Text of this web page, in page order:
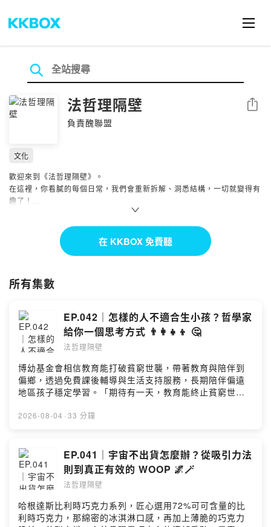
法哲理隔壁
負責醜聯盟
分享
文化
歡迎來到《法哲理隔壁》。
在這裡，你看膩的每個日常，我們會重新拆解、洞悉結構，一切就變得有
趣了！
主持人 Sean & Kenny
一個從法律下手；一個用哲學剖析，
從行天宮拆到內子宮，
聊天精華收錄在
IG： https://www.instagram.com/law.sense.nextdoor/
YT： https://www.youtube.com/@lawsense_nextdoor
你可以在這些地方找到《法哲理隔壁》
Firstory｜Apple Podcast｜Spotify｜KKBOX｜YT｜IG｜threads
lawsensenextdoor@gmail.com
在 KKBOX 免費聽
所有集數
EP.042｜怎樣的人不適合生小孩？哲學家
給你一個思考方式 👨‍👩‍👧‍👦 🤔
法哲理隔壁
博幼基金會相信教育能打破貧窮世襲，帶著教育與陪伴到
偏鄉，透過免費課後輔導與生活支持服務，長期陪伴偏遠
地區孩子穩定學習。「期待有一天，教育能終止貧窮世
力。」捐款連結▶️ https://fstry.pse.is/9f67ky—— 以上為
壁》從三種不同立場出發：喜歡小孩、把人生視為體驗，
以及因健康、工作和經濟風險而傾向不生。我們討論生育
的好處與代價，並介紹哲學家 L. A. Paul 提出的「轉化性
經驗」——有些選擇不只帶來未知體驗，還可能改變你的
價值觀、偏好與自我認同。既然成為父母之前，沒有人能
真正知道那是什麼感覺，我們還能理性決定要不要生嗎？
2026-08-04 · 33 分鐘
EP.041｜宇宙不出貨怎麼辦？從吸引力法
則到真正有效的 WOOP 🌌🪄
法哲理隔壁
哈根達斯比利時巧克力系列，匠心選用72%可可含量的比
利時巧克力，那綿密的冰淇淋口感，再加上薄脆的巧克力